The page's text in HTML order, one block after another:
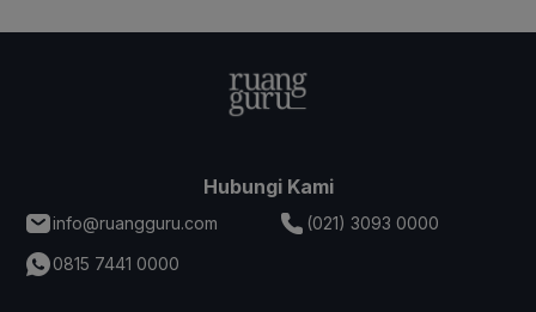
Hubungi Kami
info@ruangguru.com
(021) 3093 0000
0815 7441 0000